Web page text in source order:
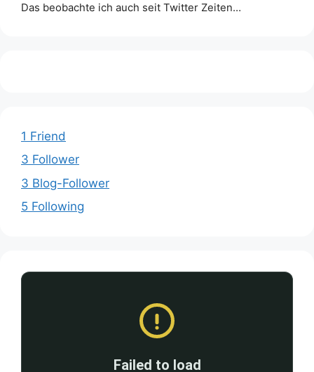
Das beobachte ich auch seit Twitter Zeiten…
1 Friend
3 Follower
3 Blog-Follower
5 Following